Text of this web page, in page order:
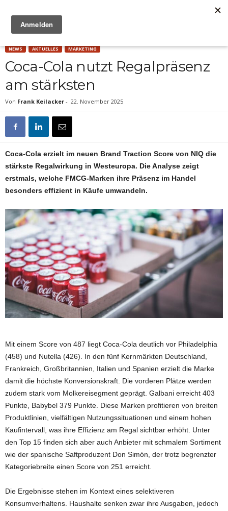
NEWS AKTUELLES MARKETING
Coca-Cola nutzt Regalpräsenz
am stärksten
Von Frank Keilacker - 22. November 2025
Coca-Cola erzielt im neuen Brand Traction Score von NIQ die
stärkste Regalwirkung in Westeuropa. Die Analyse zeigt
erstmals, welche FMCG-Marken ihre Präsenz im Handel
besonders effizient in Käufe umwandeln.
Mit einem Score von 487 liegt Coca-Cola deutlich vor Philadelphia
(458) und Nutella (426). In den fünf Kernmärkten Deutschland,
Frankreich, Großbritannien, Italien und Spanien erzielt die Marke
damit die höchste Konversionskraft. Die vorderen Plätze werden
zudem stark vom Molkereisegment geprägt. Galbani erreicht 403
Punkte, Babybel 379 Punkte. Diese Marken profitieren von breiten
Produktlinien, vielfältigen Nutzungssituationen und einem hohen
Kaufintervall, was ihre Effizienz am Regal sichtbar erhöht. Unter
den Top 15 finden sich aber auch Anbieter mit schmalem Sortiment
wie der spanische Saftproduzent Don Simón, der trotz begrenzter
Kategoriebreite einen Score von 251 erreicht.
Die Ergebnisse stehen im Kontext eines selektiveren
Konsumverhaltens. Haushalte senken zwar ihre Ausgaben, jedoch